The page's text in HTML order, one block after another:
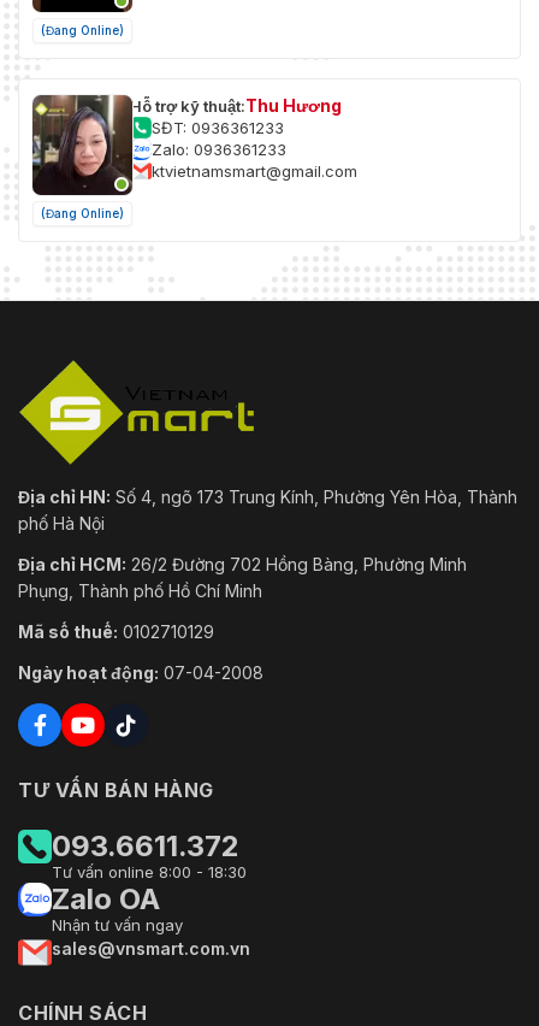
(Đang Online)
(Đang Online)
Hỗ trợ kỹ thuật:Thu Hương
SĐT: 0936361233
Zalo: 0936361233
ktvietnamsmart@gmail.com
Địa chỉ HN: Số 4, ngõ 173 Trung Kính, Phường Yên Hòa, Thành
phố Hà Nội
Địa chỉ HCM: 26/2 Đường 702 Hồng Bàng, Phường Minh
Phụng, Thành phố Hồ Chí Minh
Mã số thuế: 0102710129
Ngày hoạt động: 07-04-2008
TƯ VẤN BÁN HÀNG
093.6611.372
Tư vấn online 8:00 - 18:30
Zalo OA
Nhận tư vấn ngay
sales@vnsmart.com.vn
CHÍNH SÁCH